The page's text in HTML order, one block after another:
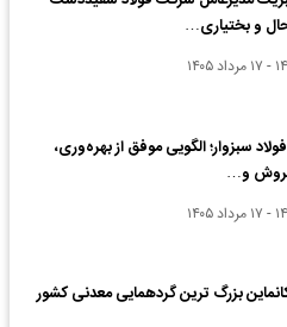
و بختیاری…
۱۴۰۵
سبزوار؛ الگویی موفق از بهره‌وری،
و…
۱۴۰۵
بزرگ ترین گردهمایی معدنی کشور